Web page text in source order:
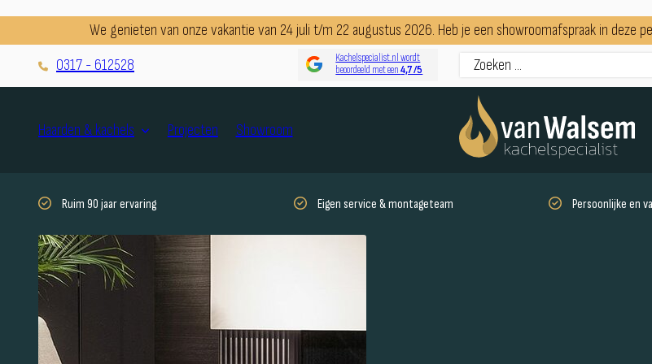
We genieten van onze vakantie van 24 juli t/m 22 augustus 2026. Heb je een showroomafspraak in deze
0317 - 612528
Kachelspecialist.nl wordt
beoordeeld met een4,7 /5
Haarden & kachels Projecten Showroom
Ruim 90 jaar ervaring Eigen service & montageteam Persoonlijke en